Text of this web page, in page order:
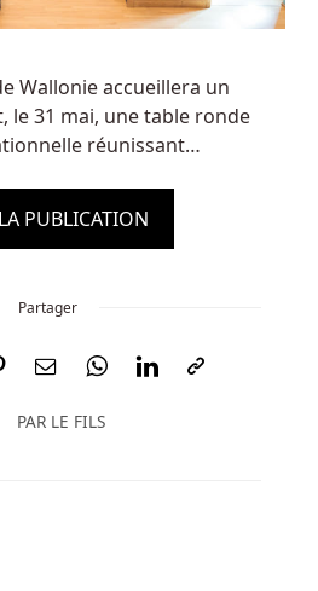
Wallonie accueillera un
le 31 mai, une table ronde
réunissant…
PUBLICATION
Partager
PAR LE FILS